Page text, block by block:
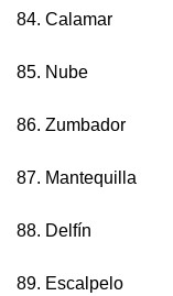
84. Calamar
85. Nube
86. Zumbador
87. Mantequilla
88. Delfín
89. Escalpelo